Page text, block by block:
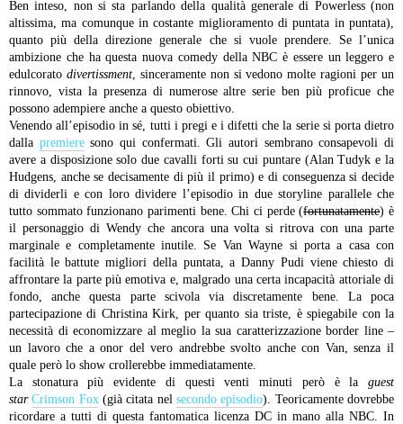
Ben inteso, non si sta parlando della qualità generale di Powerless (non
altissima, ma comunque in costante miglioramento di puntata in puntata),
quanto più della direzione generale che si vuole prendere. Se l’unica
ambizione che ha questa nuova comedy della NBC è essere un leggero e
edulcorato divertissment, sinceramente non si vedono molte ragioni per un
rinnovo, vista la presenza di numerose altre serie ben più proficue che
possono adempiere anche a questo obiettivo.
Venendo all’episodio in sé, tutti i pregi e i difetti che la serie si porta dietro
dalla premieresono qui confermati. Gli autori sembrano consapevoli di
avere a disposizione solo due cavalli forti su cui puntare (Alan Tudyk e la
Hudgens, anche se decisamente di più il primo) e di conseguenza si decide
di dividerli e con loro dividere l’episodio in due storyline parallele che
tutto sommato funzionano parimenti bene. Chi ci perde (fortunatamente) è
il personaggio di Wendy che ancora una volta si ritrova con una parte
marginale e completamente inutile. Se Van Wayne si porta a casa con
facilità le battute migliori della puntata, a Danny Pudi viene chiesto di
affrontare la parte più emotiva e, malgrado una certa incapacità attoriale di
fondo, anche questa parte scivola via discretamente bene. La poca
partecipazione di Christina Kirk, per quanto sia triste, è spiegabile con la
necessità di economizzare al meglio la sua caratterizzazione border line –
un lavoro che a onor del vero andrebbe svolto anche con Van, senza il
quale però lo show crollerebbe immediatamente.
La stonatura più evidente di questi venti minuti però è la guest
star Crimson Fox(già citata nelsecondo episodio). Teoricamente dovrebbe
ricordare a tutti di questa fantomatica licenza DC in mano alla NBC. In